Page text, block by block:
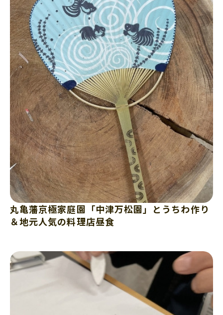
丸亀藩京極家庭園「中津万松園」とうちわ作り
＆地元人気の料理店昼食